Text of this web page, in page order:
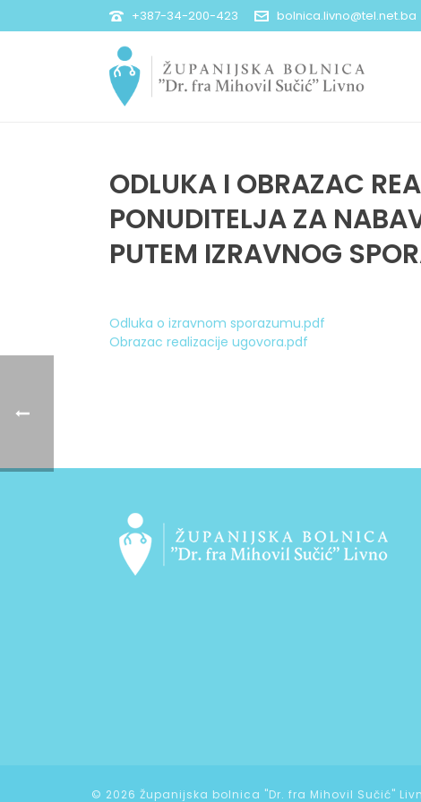
+387-34-200-423 bolnica.livno@tel.net.ba
ODLUKA I OBRAZAC
PONUDITELJA ZA
PUTEM IZRAVNOG
Odluka o izravnom sporazumu.pdf
Obrazac realizacije ugovora.pdf
© 2026 Županijska bolnica "Dr. fra Mihovil Sučić"